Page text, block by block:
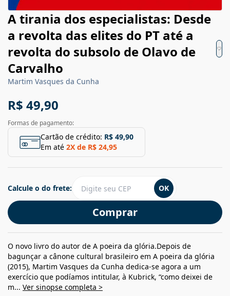
A tirania dos especialistas: Desde
a revolta das elites do PT até a
revolta do subsolo de Olavo de
Carvalho
Martim Vasques da Cunha
R$ 49,90
Formas de pagamento:
Cartão de crédito: R$ 49,90
Em até 2X de R$ 24,95
Comprar
Calcule o do frete: OK
O novo livro do autor de A poeira da glória.Depois de
bagunçar a cânone cultural brasileiro em A poeira da glória
(2015), Martim Vasques da Cunha dedica-se agora a um
exercício que podíamos intitular, à Kubrick, “como deixei de
m... Ver sinopse completa >